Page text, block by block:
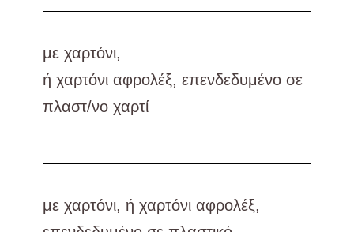
με χαρτόνι,
ή χαρτόνι αφρολέξ, επενδεδυμένο σε
πλαστ/νο χαρτί
με χαρτόνι, ή χαρτόνι αφρολέξ,